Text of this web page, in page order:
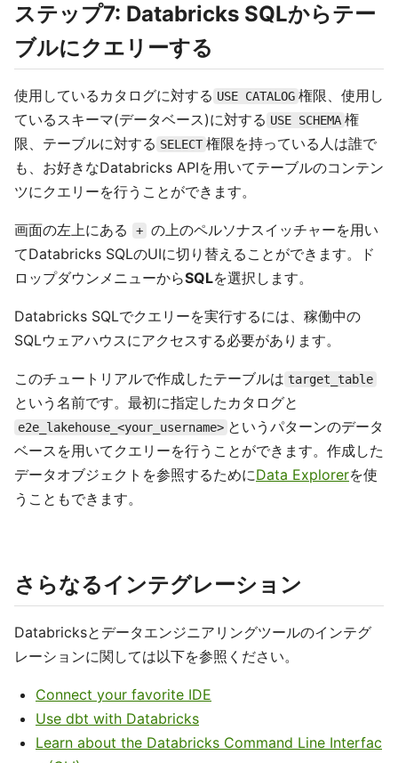
ステップ7: Databricks SQLからテー
ブルにクエリーする
使用しているカタログに対する USE CATALOG 権限、使用し
ているスキーマ(データベース)に対する USE SCHEMA 権
限、テーブルに対する SELECT 権限を持っている人は誰で
も、お好きなDatabricks APIを用いてテーブルのコンテン
ツにクエリーを行うことができます。
画面の左上にある + の上のペルソナスイッチャーを用い
てDatabricks SQLのUIに切り替えることができます。ド
ロップダウンメニューからSQLを選択します。
Databricks SQLでクエリーを実行するには、稼働中の
SQLウェアハウスにアクセスする必要があります。
このチュートリアルで作成したテーブルは target_table
という名前です。最初に指定したカタログと
e2e_lakehouse_<your_username> というパターンのデータ
ベースを用いてクエリーを行うことができます。作成した
データオブジェクトを参照するためにData Explorerを使
うこともできます。
さらなるインテグレーション
Databricksとデータエンジニアリングツールのインテグ
レーションに関しては以下を参照ください。
Connect your favorite IDE
Use dbt with Databricks
Learn about the Databricks Command Line Interfac